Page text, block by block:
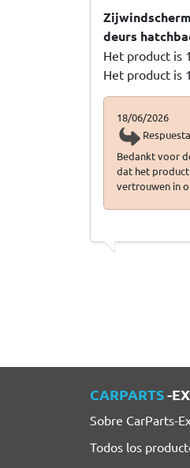
deurs
Het product is
Het product is
18/06/2026
Bedankt voor
dat het
vertrouwen in
CARPARTS-
Sobre CarParts-
Todos los